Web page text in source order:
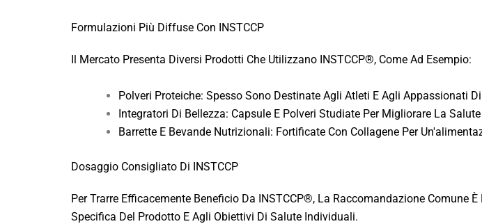
Formulazioni Più Diffuse Con INSTCCP
Il Mercato Presenta Diversi Prodotti Che Utilizzano INSTCCP®, Come Ad Esempio:
Polveri Proteiche: Spesso Sono Destinate Agli Atleti E Agli Appassionati
Integratori Di Bellezza: Capsule E Polveri Studiate Per Migliorare La
Barrette E Bevande Nutrizionali: Fortificate Con Collagene Per
Dosaggio Consigliato Di INSTCCP
Per Trarre Efficacemente Beneficio Da INSTCCP®, La Raccomandazione Comune
Specifica Del Prodotto E Agli Obiettivi Di Salute Individuali.